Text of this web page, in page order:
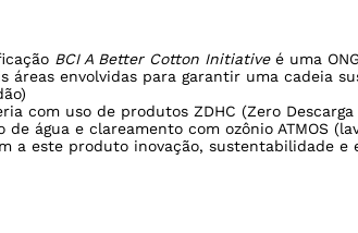
BCI A Better Cotton Initiativeé uma
áreas envolvidas para garantir uma cadeia
com uso de produtos ZDHC (Zero
de água e clareamento com ozônio ATMOS
a este produto inovação, sustentabilidade e